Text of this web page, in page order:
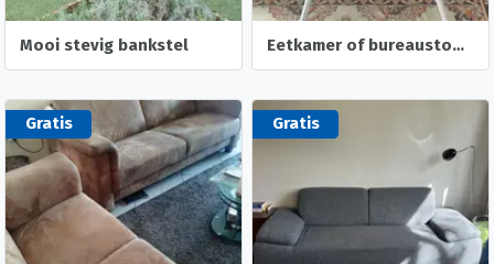
Mooi stevig bankstel Eetkamer of bureaustoel Patrick Ikea
Gratis Gratis